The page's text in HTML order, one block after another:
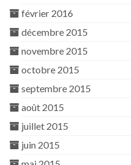
février 2016
décembre 2015
novembre 2015
octobre 2015
septembre 2015
août 2015
juillet 2015
juin 2015